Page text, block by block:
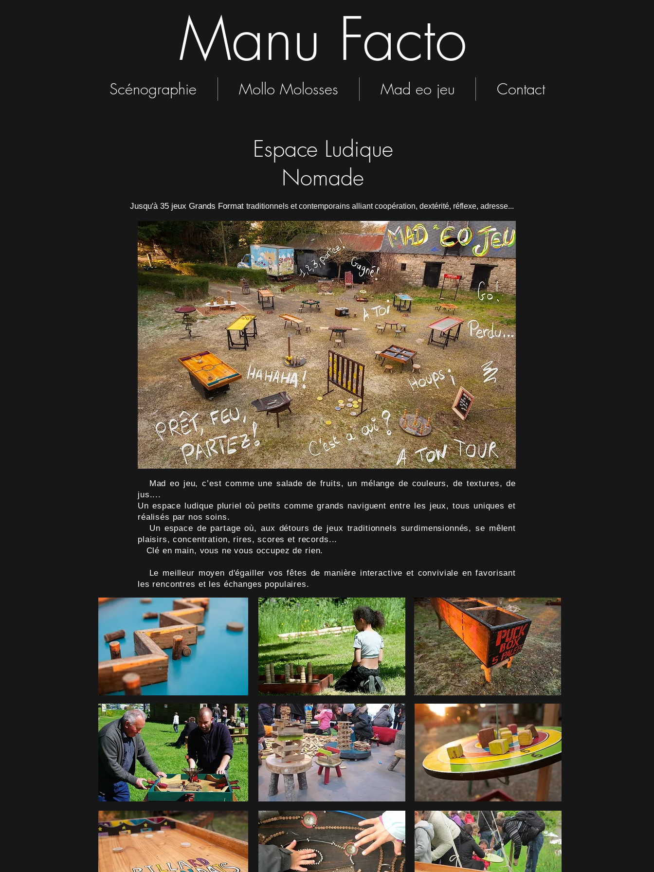
Manu Facto
Scénographie Mollo Molosses Mad eo jeu Contact
Espace Ludique
Nomade
Jusqu'à 35 jeux Grands Format traditionnels et contemporains alliant coopération, dextérité, réflexe, adresse...
Mad eo jeu, c’est comme une salade de fruits, un mélange de couleurs, de textures, de
jus....
Un espace ludique pluriel où petits comme grands naviguent entre les jeux, tous uniques et
réalisés par nos soins.
Un espace de partage où, aux détours de jeux traditionnels surdimensionnés, se mêlent
plaisirs, concentration, rires, scores et records...
Clé en main, vous ne vous occupez de rien.
Le meilleur moyen d'égailler vos fêtes de manière interactive et conviviale en favorisant
les rencontres et les échanges populaires.